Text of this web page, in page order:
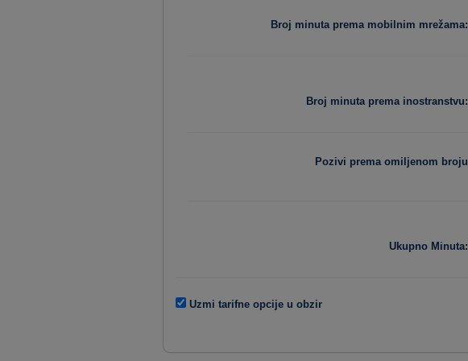
Broj minuta prema mobilnim mrežama:
Broj minuta prema inostranstvu:
Pozivi prema omiljenom broju
Ukupno Minuta:
Uzmi tarifne opcije u obzir